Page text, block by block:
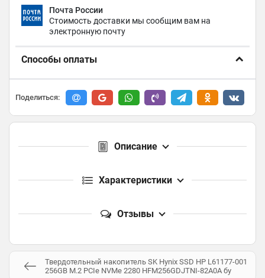
Почта России
Стоимость доставки мы сообщим вам на
электронную почту
Способы оплаты
Поделиться:
Описание
Характеристики
Отзывы
Твердотельный накопитель SK Hynix SSD HP L61177-001
256GB M.2 PCIe NVMe 2280 HFM256GDJTNI-82A0A бу